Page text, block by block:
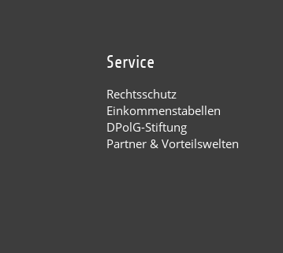
Service
Rechtsschutz
Einkommenstabellen
DPolG-Stiftung
Partner & Vorteilswelten